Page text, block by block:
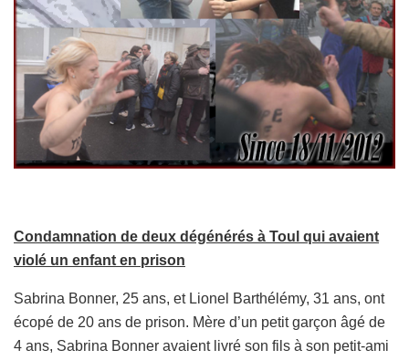
Condamnation de deux dégénérés à Toul qui avaient
violé un enfant en prison
Sabrina Bonner, 25 ans, et Lionel Barthélémy, 31 ans, ont
écopé de 20 ans de prison. Mère d’un petit garçon âgé de
4 ans, Sabrina Bonner avaient livré son fils à son petit-ami